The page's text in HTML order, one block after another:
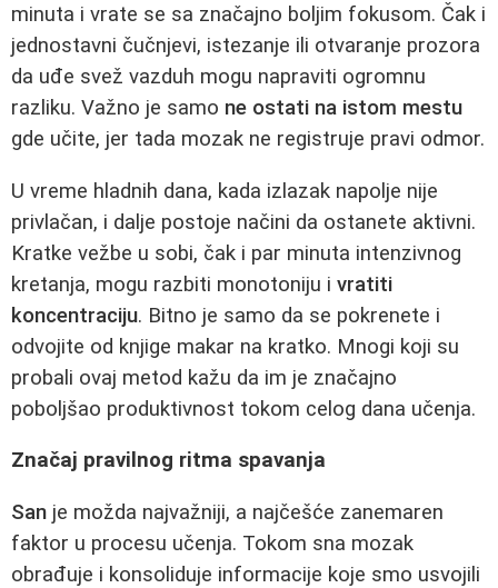
minuta i vrate se sa značajno boljim fokusom. Čak i
jednostavni čučnjevi, istezanje ili otvaranje prozora
da uđe svež vazduh mogu napraviti ogromnu
razliku. Važno je samo ne ostati na istom mestu
gde učite, jer tada mozak ne registruje pravi odmor.
U vreme hladnih dana, kada izlazak napolje nije
privlačan, i dalje postoje načini da ostanete aktivni.
Kratke vežbe u sobi, čak i par minuta intenzivnog
kretanja, mogu razbiti monotoniju i vratiti
koncentraciju. Bitno je samo da se pokrenete i
odvojite od knjige makar na kratko. Mnogi koji su
probali ovaj metod kažu da im je značajno
poboljšao produktivnost tokom celog dana učenja.
Značaj pravilnog ritma spavanja
San je možda najvažniji, a najčešće zanemaren
faktor u procesu učenja. Tokom sna mozak
obrađuje i konsoliduje informacije koje smo usvojili